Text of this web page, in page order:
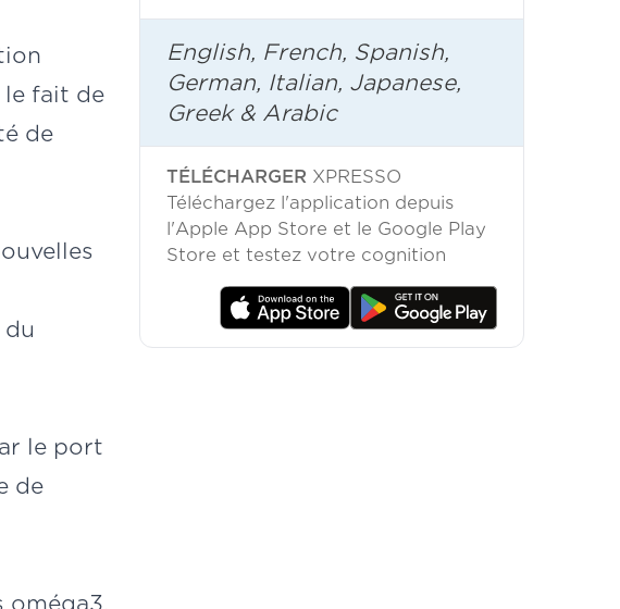
le fait de
de
le port
de
oméga3,
English, French, Spanish,
German, Italian, Japanese,
Greek & Arabic
TÉLÉCHARGER XPRESSO
Téléchargez l'application depuis
l'Apple App Store et le Google Play
Store et testez votre cognition